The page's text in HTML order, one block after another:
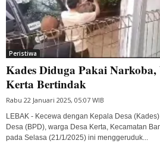
Peristiwa
Kades Diduga Pakai
Kerta Bertindak
Rabu 22 Januari 2025, 05:07 WIB
LEBAK - Kecewa dengan Kepala Desa
Desa (BPD), warga Desa Kerta, Kecamatan
pada Selasa (21/1/2025) ini menggeruduk...